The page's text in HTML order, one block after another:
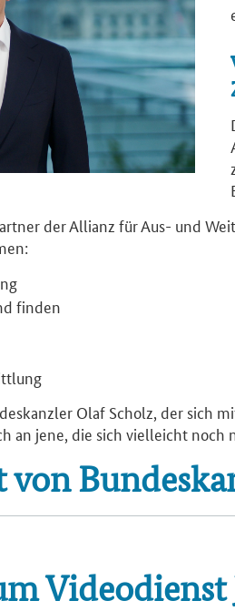
der Allianz für Aus- und
finden
Olaf Scholz, der sich
an jene, die sich vielleicht noch
Videodienst